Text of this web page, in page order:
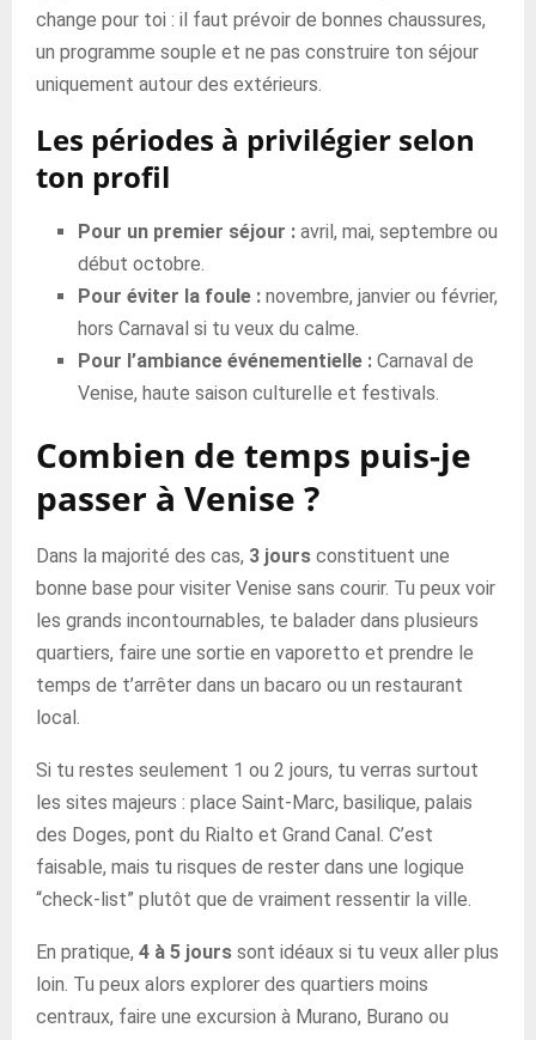
change pour toi : il faut prévoir de bonnes chaussures,
un programme souple et ne pas construire ton séjour
uniquement autour des extérieurs.
Les périodes à privilégier selon
ton profil
Pour un premier séjour : avril, mai, septembre ou
début octobre.
Pour éviter la foule : novembre, janvier ou février,
hors Carnaval si tu veux du calme.
Pour l’ambiance événementielle : Carnaval de
Venise, haute saison culturelle et festivals.
Combien de temps puis-je
passer à Venise ?
Dans la majorité des cas, 3 jours constituent une
bonne base pour visiter Venise sans courir. Tu peux voir
les grands incontournables, te balader dans plusieurs
quartiers, faire une sortie en vaporetto et prendre le
temps de t’arrêter dans un bacaro ou un restaurant
local.
Si tu restes seulement 1 ou 2 jours, tu verras surtout
les sites majeurs : place Saint-Marc, basilique, palais
des Doges, pont du Rialto et Grand Canal. C’est
faisable, mais tu risques de rester dans une logique
“check-list” plutôt que de vraiment ressentir la ville.
En pratique, 4 à 5 jours sont idéaux si tu veux aller plus
loin. Tu peux alors explorer des quartiers moins
centraux, faire une excursion à Murano, Burano ou